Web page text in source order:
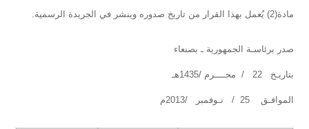
مادة(2) يُعمل بهذا القرار من تاريخ صدوره وينشر في الجريدة الرسمية.
صدر برئاسـة الجمهورية ـ بصنعاء
بتاريـخ 22 / محــــرم /1435هـ
الموافـق 25 / نـوفمبر /2013م